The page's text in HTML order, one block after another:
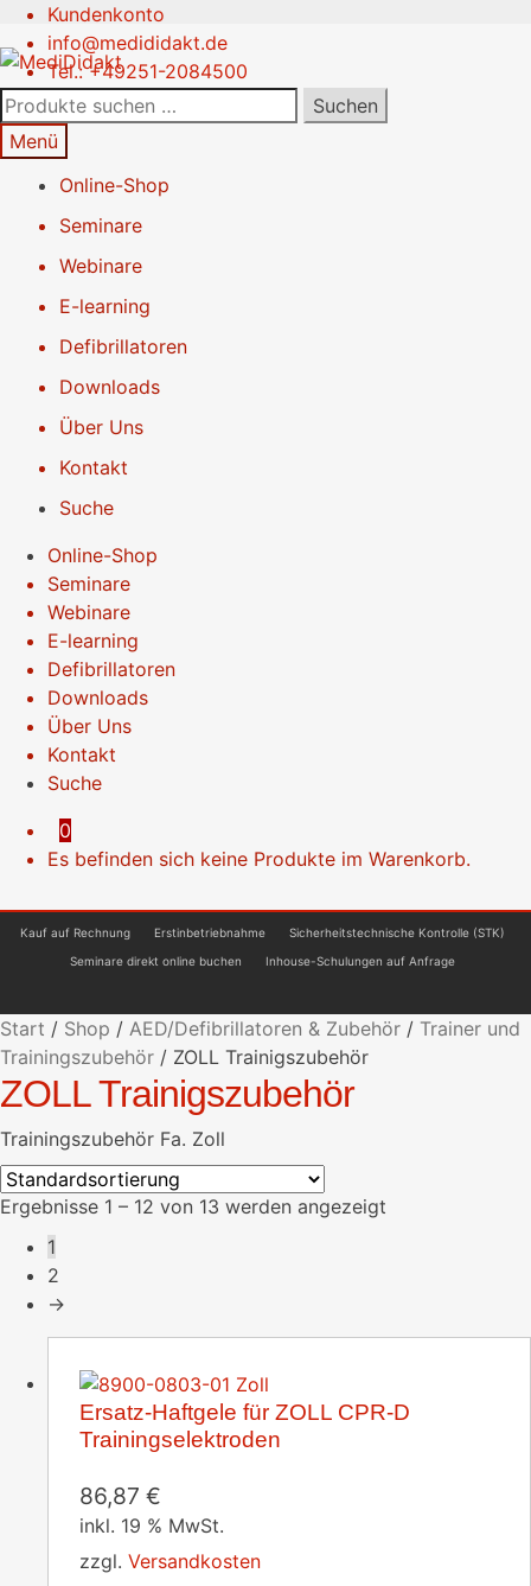
Kundenkonto
info@medididakt.de
Tel.: +49251-2084500
Zur
Navigation
springen
Springe
zum
Inhalt
Suchen
nach:
Suchen
Menü
Online-Shop
Seminare
Webinare
E-learning
Defibrillatoren
Downloads
Über Uns
Kontakt
Suche
Online-Shop
Seminare
Webinare
E-learning
Defibrillatoren
Downloads
Über Uns
Kontakt
Suche
0
Es befinden sich keine Produkte im Warenkorb.
Kauf auf Rechnung Erstinbetriebnahme
Sicherheitstechnische Kontrolle (STK)
Seminare direkt online buchen
Inhouse-Schulungen auf Anfrage
Start / Shop / AED/Defibrillatoren & Zubehör / Trainer und
Trainingszubehör / ZOLL Trainigszubehör
ZOLL Trainigszubehör
Trainingszubehör Fa. Zoll
Ergebnisse 1 – 12 von 13 werden angezeigt
1
2
→
Ersatz-Haftgele für ZOLL CPR-D
Trainingselektroden
86,87 €
inkl. 19 % MwSt.
zzgl. Versandkosten